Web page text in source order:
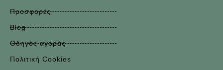
Προσφορές
Blog
Οδηγός αγοράς
Πολιτική Cookies